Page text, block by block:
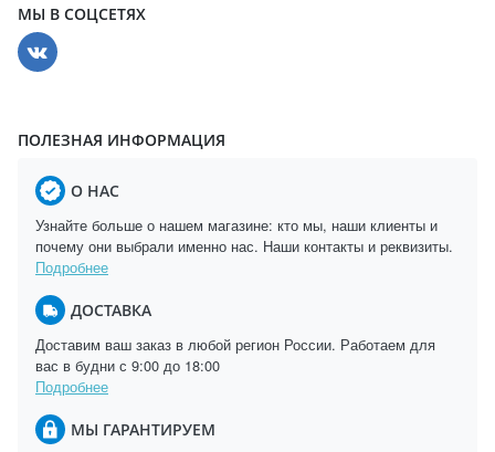
МЫ В СОЦСЕТЯХ
ПОЛЕЗНАЯ ИНФОРМАЦИЯ
О НАС
Узнайте больше о нашем магазине: кто мы, наши клиенты и
почему они выбрали именно нас. Наши контакты и реквизиты.
Подробнее
ДОСТАВКА
Доставим ваш заказ в любой регион России. Работаем для
вас в будни с 9:00 до 18:00
Подробнее
МЫ ГАРАНТИРУЕМ